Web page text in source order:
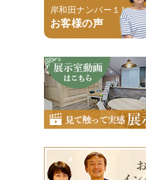
岸和田ナンバー１！
お客様の声